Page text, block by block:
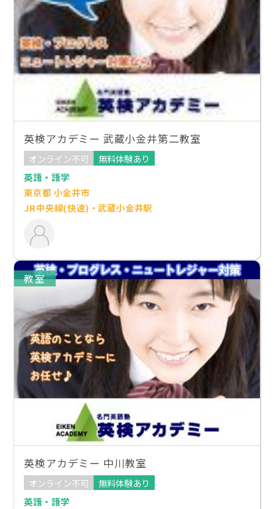
英検アカデミー 武蔵小金井第二教室
オンライン不可
無料体験あり
英語・語学
東京都 小金井市
JR中央線(快速)・武蔵小金井駅
教室
英検アカデミー 中川教室
オンライン不可
無料体験あり
英語・語学